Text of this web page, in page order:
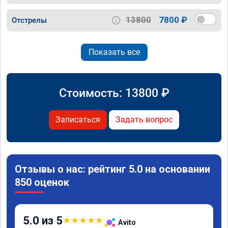
Отстрелы 13800 7800 ₽
Показать все
Стоимость: 13800 ₽
Записаться Задать вопрос
Отзывы о нас: рейтинг 5.0 на основании
850 оценок
5.0 из 5★★★★★ Avito